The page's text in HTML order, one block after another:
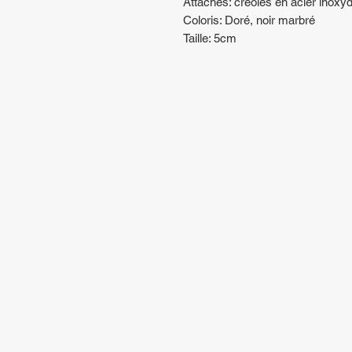
Coloris: Doré, noir marbré
Taille: 5cm